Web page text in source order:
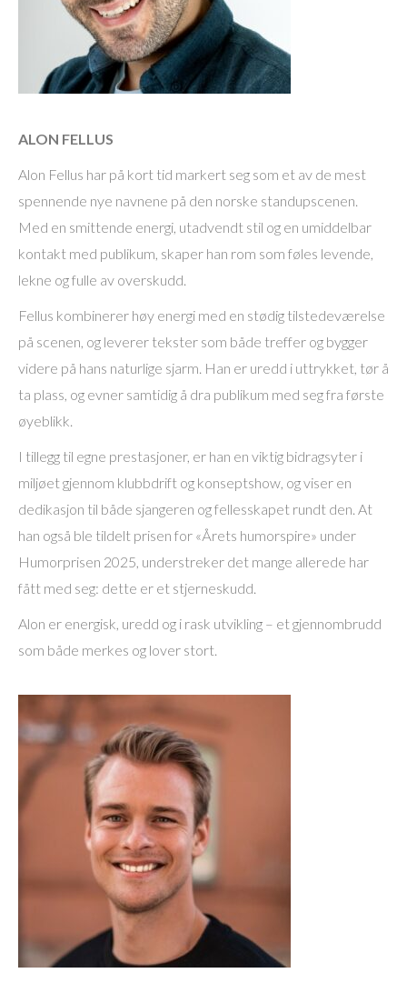
ALON FELLUS
Alon Fellus har på kort tid markert seg som et av de mest
spennende nye navnene på den norske standupscenen.
Med en smittende energi, utadvendt stil og en umiddelbar
kontakt med publikum, skaper han rom som føles levende,
lekne og fulle av overskudd.
Fellus kombinerer høy energi med en stødig tilstedeværelse
på scenen, og leverer tekster som både treffer og bygger
videre på hans naturlige sjarm. Han er uredd i uttrykket, tør å
ta plass, og evner samtidig å dra publikum med seg fra første
øyeblikk.
I tillegg til egne prestasjoner, er han en viktig bidragsyter i
miljøet gjennom klubbdrift og konseptshow, og viser en
dedikasjon til både sjangeren og fellesskapet rundt den. At
han også ble tildelt prisen for «Årets humorspire» under
Humorprisen 2025, understreker det mange allerede har
fått med seg: dette er et stjerneskudd.
Alon er energisk, uredd og i rask utvikling – et gjennombrudd
som både merkes og lover stort.